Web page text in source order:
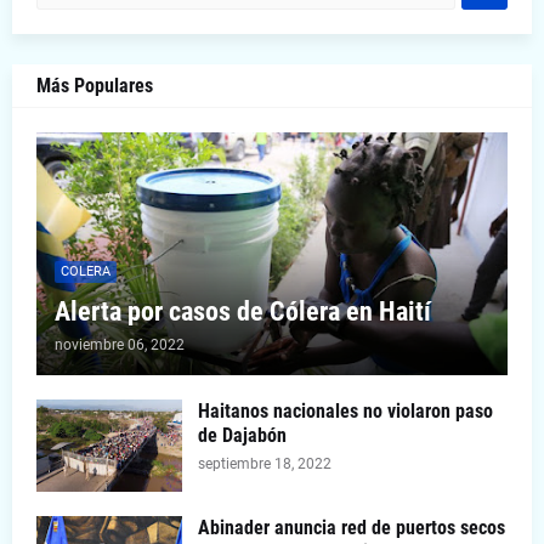
Más Populares
COLERA
Alerta por casos de Cólera en Haití
noviembre 06, 2022
Haitanos nacionales no violaron paso
de Dajabón
septiembre 18, 2022
Abinader anuncia red de puertos secos